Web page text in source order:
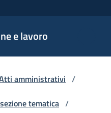
e lavoro
amministrativi /
tematica /